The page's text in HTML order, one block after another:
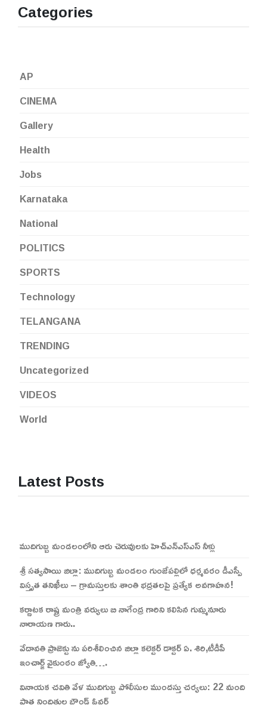
Categories
AP
CINEMA
Gallery
Health
Jobs
Karnataka
National
POLITICS
SPORTS
Technology
TELANGANA
TRENDING
Uncategorized
VIDEOS
World
Latest Posts
ముదిగుబ్బ మండలంలోని ఆరు చెరువులకు హెచ్ఎన్ఎస్ఎస్ నీళ్లు
శ్రీ సత్యసాయి జిల్లా: ముదిగుబ్బ మండలం గుంజేపల్లిలో ధర్మవరం డీఎస్పీ
విస్తృత తనిఖీలు – గ్రామస్తులకు శాంతి భద్రతలపై ప్రత్యేక అవగాహన!
కర్ణాటక రాష్ట్ర మంత్రి వర్యులు బి నాగేంద్ర గారిని కలిసిన గుమ్మనూరు
నారాయణ గారు..
వేదావతి ప్రాజెక్టు ను పరిశీలించిన జిల్లా కలెక్టర్ డాక్టర్ ఏ. శిరి,టీడీపీ
ఇంచార్జ్ వైకుంఠం జ్యోతి….
వినాయక చవితి వేళ ముదిగుబ్బ పోలీసుల ముందస్తు చర్యలు: 22 మంది
పాత నిందితుల బౌండ్ ఓవర్